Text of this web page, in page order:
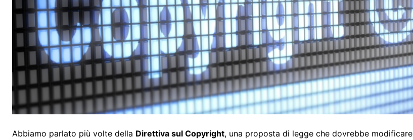
Abbiamo parlato più volte della Direttiva sul Copyright, una proposta di legge che dovrebbe modificare